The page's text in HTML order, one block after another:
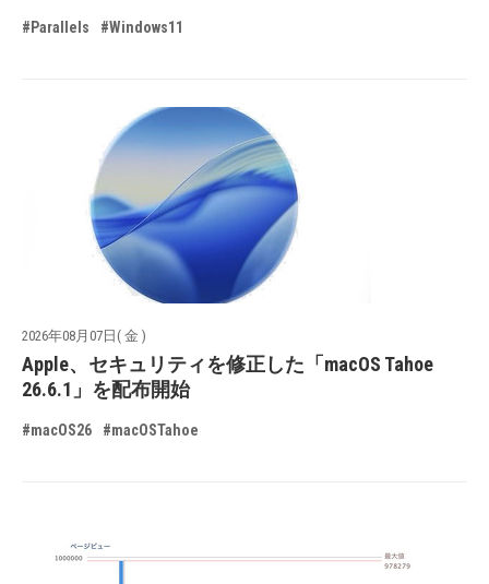
#Parallels #Windows11
2026年08月07日( 金 )
Apple、セキュリティを修正した「macOS Tahoe
26.6.1」を配布開始
#macOS26 #macOSTahoe